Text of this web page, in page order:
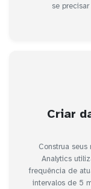
se
Criar
Construa
Analytics
frequência de
intervalos de 5